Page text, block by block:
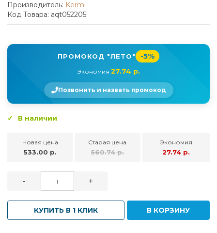
Производитель: Kermi
Код Товара: aqt052205
ПРОМОКОД "ЛЕТО" -5%
Экономия 27.74 р.
Позвонить и назвать промокод
В наличии
Новая цена
533.00 р.
Старая цена
560.74 р.
Экономия
27.74 р.
- +
КУПИТЬ В 1 КЛИК В КОРЗИНУ